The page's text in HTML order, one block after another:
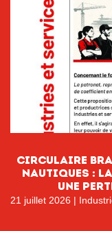
CIRCULAIRE
NAUTIQUES :
une
21 juillet 2026 |